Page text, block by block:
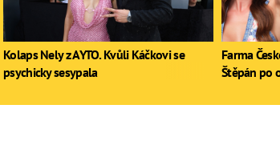
Kolaps Nely z AYTO. Kvůli Káčkovi se
psychicky sesypala
Farma
Štěpán po